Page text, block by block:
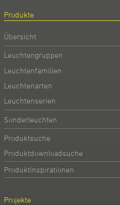
Produkte
Übersicht
Leuchtengruppen
Leuchtenfamilien
Leuchtenarten
Leuchtenserien
Sonderleuchten
Produktsuche
Produktdownloadsuche
Produktinspirationen
Projekte